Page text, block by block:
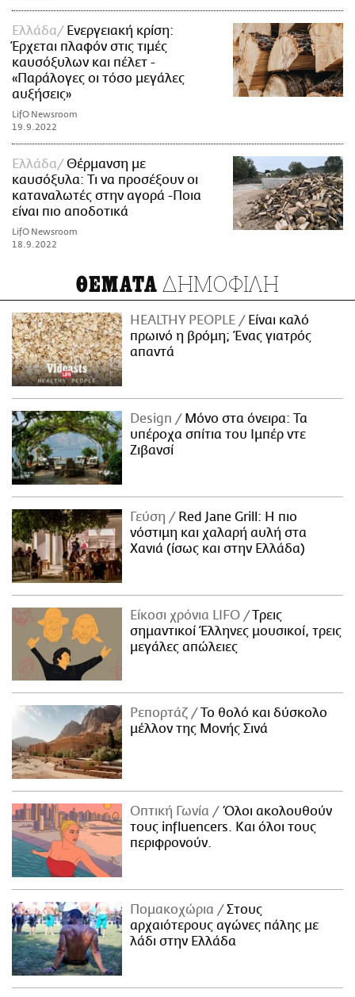
Ελλάδα
Ενεργειακή κρίση:
Έρχεται πλαφόν στις τιμές
καυσόξυλων και πέλετ -
«Παράλογες οι τόσο μεγάλες
αυξήσεις»
LifO Newsroom
19.9.2022
Ελλάδα
Θέρμανση με
καυσόξυλα: Τι να προσέξουν οι
καταναλωτές στην αγορά -Ποια
είναι πιο αποδοτικά
LifO Newsroom
18.9.2022
ΘΕΜΑΤΑ ΔΗΜΟΦΙΛΗ
HEALTHY PEOPLE
Είναι καλό
πρωινό η βρόμη; Ένας γιατρός
απαντά
Design
Μόνο στα όνειρα: Τα
υπέροχα σπίτια του Ιμπέρ ντε
Ζιβανσί
Γεύση
Red Jane Grill: Η πιο
νόστιμη και χαλαρή αυλή στα
Χανιά (ίσως και στην Ελλάδα)
Είκοσι χρόνια LIFO
Tρεις
σημαντικοί Έλληνες μουσικοί, τρεις
μεγάλες απώλειες
Ρεπορτάζ
Το θολό και δύσκολο
μέλλον της Μονής Σινά
Οπτική Γωνία
Όλοι ακολουθούν
τους influencers. Και όλοι τους
περιφρονούν.
Πομακοχώρια
Στους
αρχαιότερους αγώνες πάλης με
λάδι στην Ελλάδα